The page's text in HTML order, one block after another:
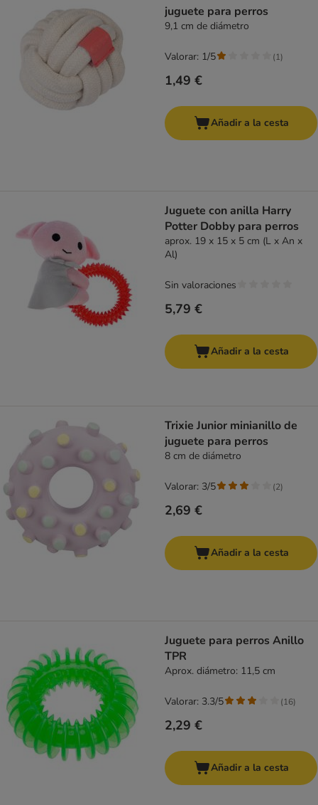
juguete para perros
9,1 cm de diámetro
1,49 €
Valorar: 1/5 (1)
Añadir a la cesta
Juguete con anilla Harry
Potter Dobby para perros
aprox. 19 x 15 x 5 cm (L x An x
Al)
5,79 €
Sin valoraciones
Añadir a la cesta
Trixie Junior minianillo de
juguete para perros
8 cm de diámetro
2,69 €
Valorar: 3/5 (2)
Añadir a la cesta
Juguete para perros Anillo
TPR
Aprox. diámetro: 11,5 cm
2,29 €
Valorar: 3.3/5 (16)
Añadir a la cesta